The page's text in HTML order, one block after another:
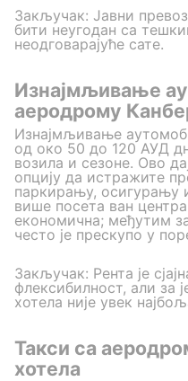
Закључак: Јавни
бити неугодан са
неодговарајуће сате.
Изнајмљивање
аеродрому
Изнајмљивање
од око 50 до 120 АУД
возила и сезонe. Ово
опцију да истражите
паркирању, осигурању
више посета ван
економична; међутим
често је прескупо у
Закључак: Рента је
флексибилност, али за
хотела није увек
Такси са
хотела